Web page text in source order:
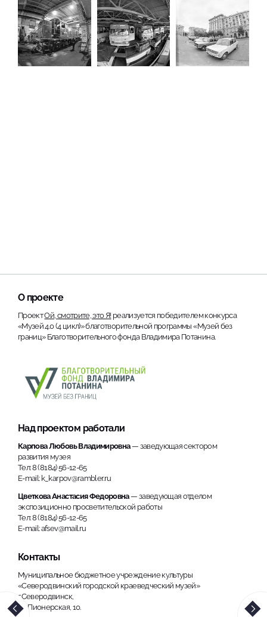
О проекте
ПроектОй, смотрите, это Я! реализуется победителем конкурса
«Музей 4.0 (4 цикл)» благотворительной программы «Музей без
границ» Благотворительного фонда Владимира Потанина.
Над проектом работали
Карпова Любовь Владимировна— заведующая сектором
развития музея
Тел: 8 (8184) 56-12-65
E-mail: k_karpov@rambler.ru
Цветкова Анастасия Федоровна— заведующая отделом
экспозиционно просветительской работы
Тел: 8 (8184) 56-12-65
E-mail: afsev@mail.ru
Контакты
Муниципальное бюджетное учреждение культуры
«Северодвинский городской краеведческий музей»
г.Северодвинск,
ул. Пионерская, 10.